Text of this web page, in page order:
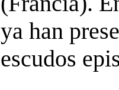
ya han
escudos